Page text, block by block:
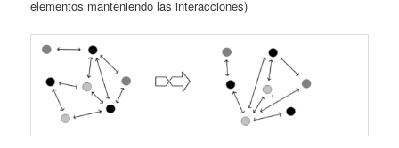
elementos manteniendo las interacciones)